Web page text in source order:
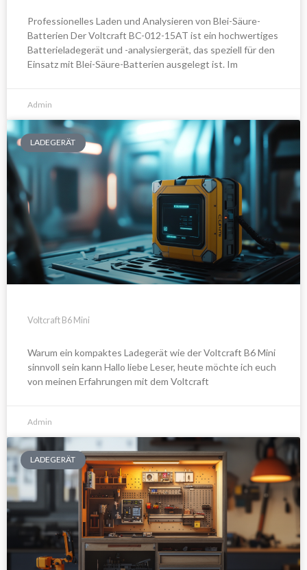
Professionelles Laden und Analysieren von Blei-Säure-
Batterien Der Voltcraft BC-012-15AT ist ein hochwertiges
Batterieladegerät und -analysiergerät, das speziell für den
Einsatz mit Blei-Säure-Batterien ausgelegt ist. Im
Admin
LADEGERÄT
Voltcraft B6 Mini
Warum ein kompaktes Ladegerät wie der Voltcraft B6 Mini
sinnvoll sein kann Hallo liebe Leser, heute möchte ich euch
von meinen Erfahrungen mit dem Voltcraft
Admin
LADEGERÄT